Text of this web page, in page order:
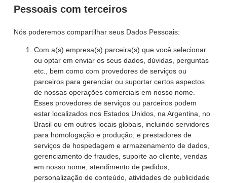
Pessoais com terceiros
Nós poderemos compartilhar seus Dados Pessoais:
Com a(s) empresa(s) parceira(s) que você selecionar
ou optar em enviar os seus dados, dúvidas, perguntas
etc., bem como com provedores de serviços ou
parceiros para gerenciar ou suportar certos aspectos
de nossas operações comerciais em nosso nome.
Esses provedores de serviços ou parceiros podem
estar localizados nos Estados Unidos, na Argentina, no
Brasil ou em outros locais globais, incluindo servidores
para homologação e produção, e prestadores de
serviços de hospedagem e armazenamento de dados,
gerenciamento de fraudes, suporte ao cliente, vendas
em nosso nome, atendimento de pedidos,
personalização de conteúdo, atividades de publicidade